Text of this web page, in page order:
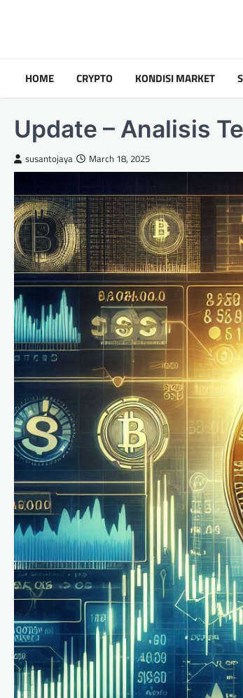
HOME CRYPTO KONDISI MARKET
Update – Analisis
susantojaya March 18, 2025